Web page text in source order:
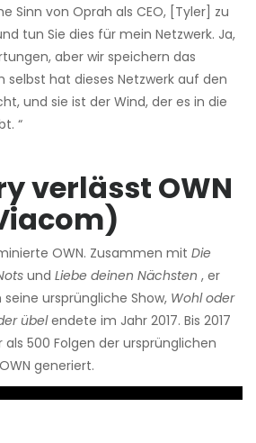
Sinn von Oprah als CEO, [Tyler] zu
tun Sie dies für mein Netzwerk. Ja,
aber wir speichern das
selbst hat dieses Netzwerk auf den
und sie ist der Wind, der es in die
“
verlässt OWN
OWN. Zusammen mit Die
und Liebe deinen Nächsten , er
ursprüngliche Show, Wohl oder
übelendete im Jahr 2017. Bis 2017
500 Folgen der ursprünglichen
generiert.